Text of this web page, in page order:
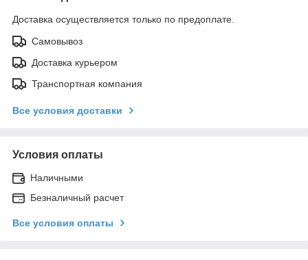
Доставка осуществляется только по предоплате.
Самовывоз
Доставка курьером
Транспортная компания
Все условия доставки
Условия оплаты
Наличными
Безналичный расчет
Все условия оплаты